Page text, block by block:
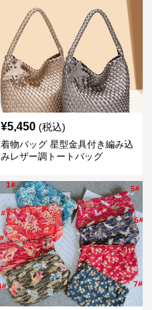
¥5,450 (税込)
着物バッグ 星型金具付き編み込
みレザー調トートバッグ